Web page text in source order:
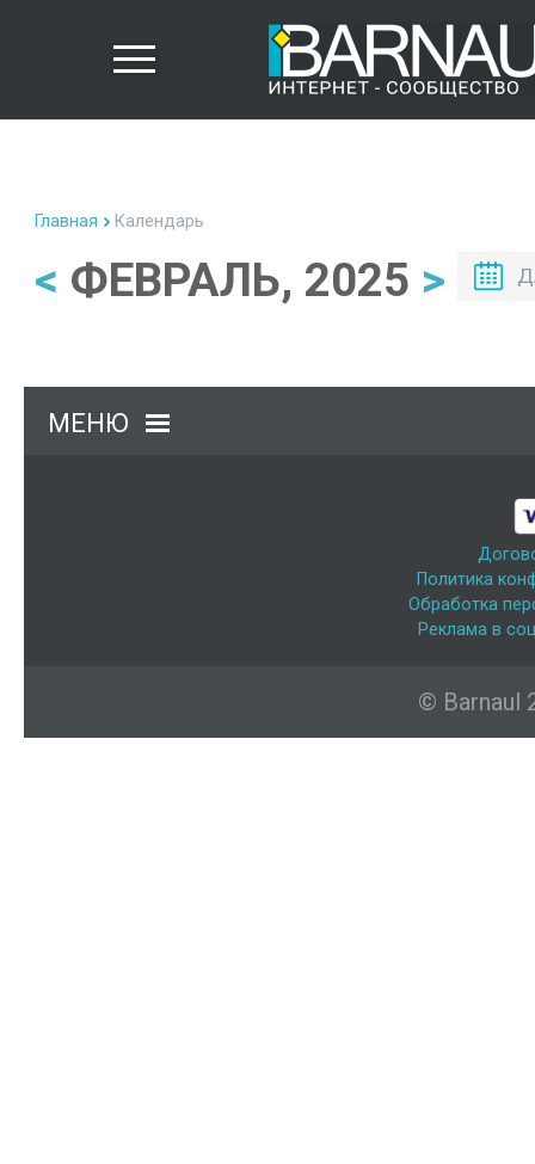
Главная Календарь
< ФЕВРАЛЬ, 2025 >
МЕНЮ
Политика
Обработка
Реклама в
© Barnaul